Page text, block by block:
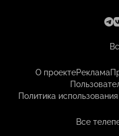
О проектеРеклама
Политика
Все